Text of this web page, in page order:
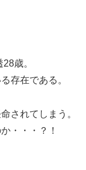
歳。
存在である。
されてしまう。
・・・？！